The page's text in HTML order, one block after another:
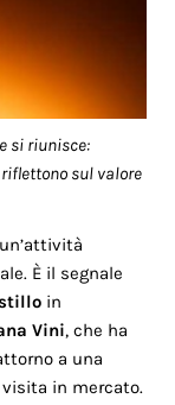
si riunisce:
sul valore
È il segnale
in
Vini, che ha
a una
in mercato.